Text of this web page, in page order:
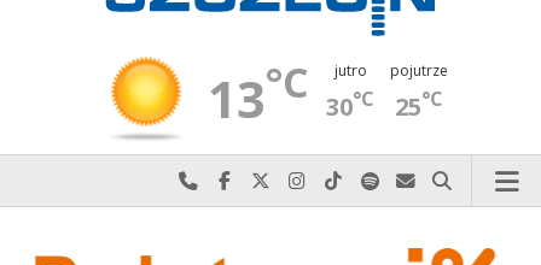
13°C jutro
30°C
pojutrze
25°C
Najlepiej po prostu do nas zadzwoń
Odwiedź nas na Facebook-u
Odwiedź nas na X
Odwiedź nas na Instagram-ie
Odwiedź nas na TikTok-u
Szukaj nas na Spotify
Wyślij do nas
Szukaj